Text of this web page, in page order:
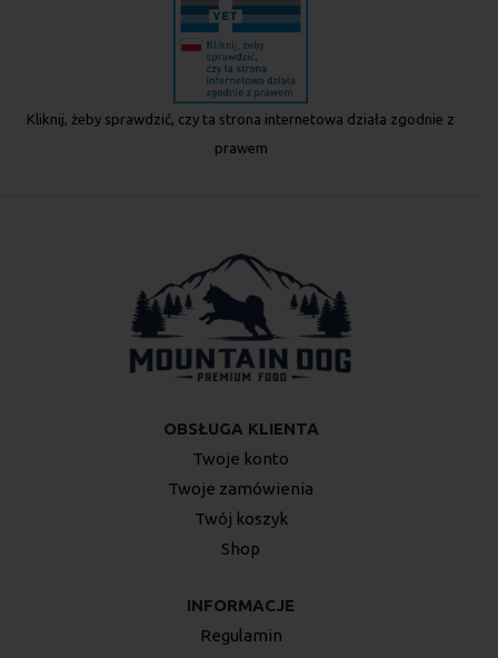
Kliknij, żeby sprawdzić, czy ta strona internetowa działa zgodnie z
prawem
OBSŁUGA KLIENTA
Twoje konto
Twoje zamówienia
Twój koszyk
Shop
INFORMACJE
Regulamin